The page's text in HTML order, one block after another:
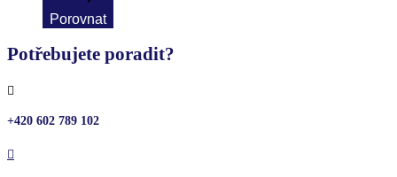
Porovnat
Potřebujete poradit?

+420 602 789 102
